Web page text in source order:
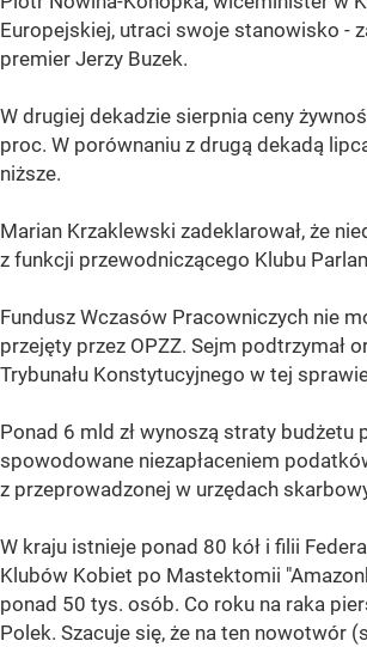
Europejskiej, utraci swoje stanowisko -
premier Jerzy Buzek.
W drugiej dekadzie sierpnia ceny
proc. W porównaniu z drugą dekadą
niższe.
Marian Krzaklewski zadeklarował, że
z funkcji przewodniczącego Klubu
Fundusz Wczasów Pracowniczych nie
przejęty przez OPZZ. Sejm podtrzymał
Trybunału Konstytucyjnego w tej
Ponad 6 mld zł wynoszą straty budżetu
spowodowane niezapłaceniem
z przeprowadzonej w urzędach
W kraju istnieje ponad 80 kół i filii
Klubów Kobiet po Mastektomii
ponad 50 tys. osób. Co roku na raka
Polek. Szacuje się, że na ten nowotwór